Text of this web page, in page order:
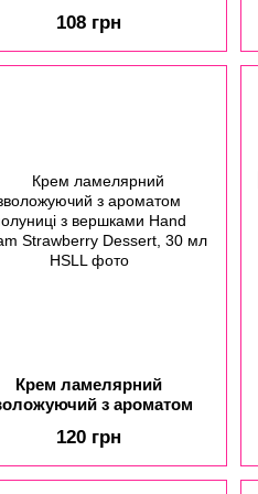
мл
108 грн
Крем ламелярний
з ароматом
Strawberry Dessert, 30
мл
120 грн